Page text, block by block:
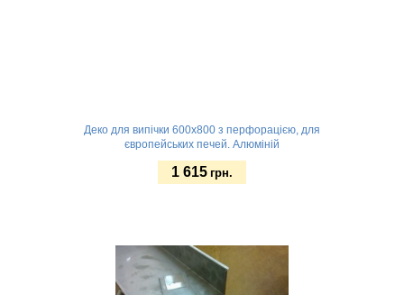
Деко для випічки 600x800 з перфорацією, для
європейських печей. Алюміній
1 615 грн.